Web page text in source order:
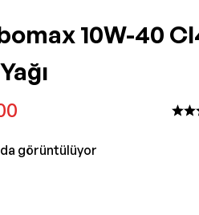
10W-40
görüntülüyor